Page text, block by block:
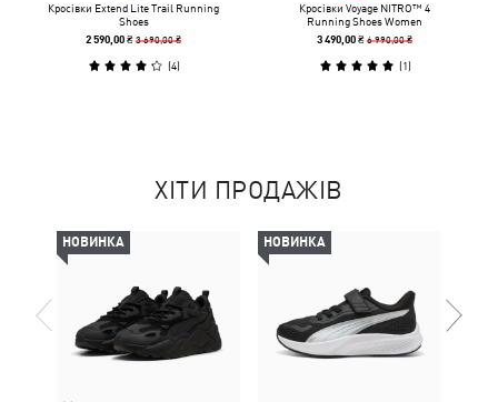
Кросівки Extend Lite Trail Running
Shoes
2 590,00 ₴3 690,00 ₴
(4)
Кросівки Voyage NITRO™ 4
Running Shoes Women
3 490,00 ₴6 990,00 ₴
(1)
ХІТИ ПРОДАЖІВ
НОВИНКА НОВИНКА